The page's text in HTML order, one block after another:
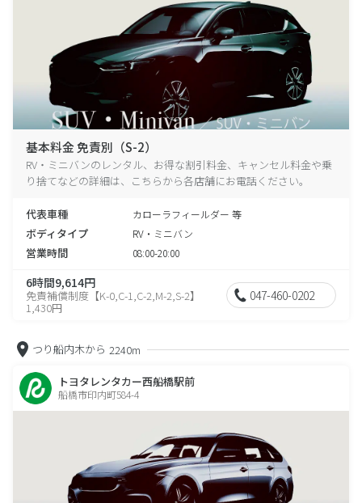
基本料金 免責別（S-2）
RV・ミニバンのレンタル、お得な割引料金、キャンセル料金や乗
り捨てなどの詳細は、こちらから各店舗にお電話ください。
代表車種 カローラフィールダー 等
ボディタイプ RV・ミニバン
営業時間 08:00-20:00
6時間9,614円
免責補償制度【K-0,C-1,C-2,M-2,S-2】
1,430円
047-460-0202
つり船内木から 2240m
トヨタレンタカー西船橋駅前
船橋市印内町584-4